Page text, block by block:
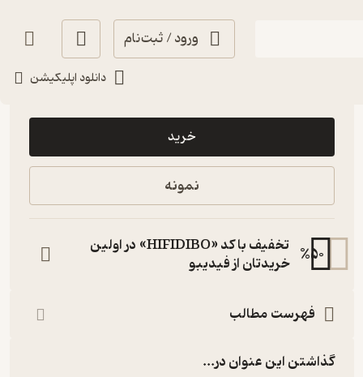
ورود / ثبت‌نام
دانلود اپلیکیشن
115,000
خرید
نمونه
%50
تخفیف با کد «HIFIDIBO» در اولین
خریدتان از فیدیبو
فهرست مطالب
گذاشتن این عنوان در...